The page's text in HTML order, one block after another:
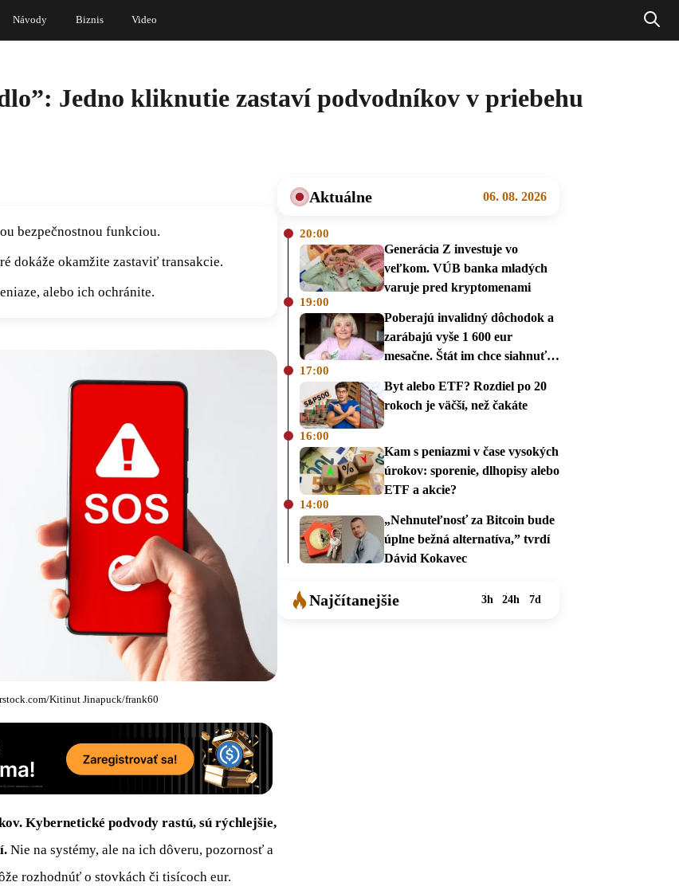
Návody Biznis Video
Jedno kliknutie zastaví podvodníkov v priebehu
bezpečnostnou funkciou.
dokáže okamžite zastaviť transakcie.
alebo ich ochránite.
Kitinut Jinapuck/frank60
Kybernetické podvody rastú, sú rýchlejšie,
Nie na systémy, ale na ich dôveru, pozornosť a
rozhodnúť o stovkách či tisícoch eur.
Aktuálne 06. 08. 2026
20:00
Generácia Z investuje vo
veľkom. VÚB banka mladých
varuje pred kryptomenami
19:00
Poberajú invalidný dôchodok a
zarábajú vyše 1 600 eur
mesačne. Štát im chce siahnuť
17:00
Byt alebo ETF? Rozdiel po 20
rokoch je väčší, než čakáte
16:00
Kam s peniazmi v čase vysokých
úrokov: sporenie, dlhopisy alebo
ETF a akcie?
14:00
„Nehnuteľnosť za Bitcoin bude
úplne bežná alternatíva,” tvrdí
Dávid Kokavec
Najčítanejšie 3h 24h 7d